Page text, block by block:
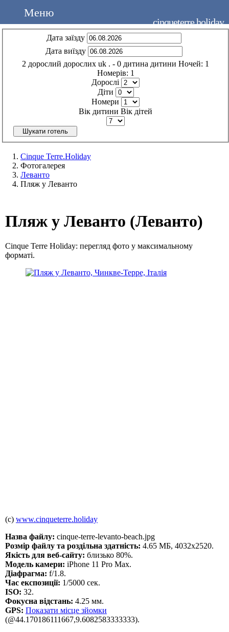
Меню
cinqueterre.holiday
Дата заїзду
Дата виїзду
2 дорослий дорослих uk . - 0 дитина дитини Ночей: 1
Номерів: 1
Дорослі
Діти
Номери
Вік дитини Вік дітей
Шукати готель
Cinque Terre.Holiday
Фотогалерея
Леванто
Пляж у Леванто
Пляж у Леванто (Леванто)
Cinque Terre Holiday: перегляд фото у максимальному
форматі.
(c) www.cinqueterre.holiday
Назва файлу: cinque-terre-levanto-beach.jpg
Розмір файлу та роздільна здатність: 4.65 МБ, 4032x2520.
Якість для веб-сайту: близько 80%.
Модель камери: iPhone 11 Pro Max.
Діафрагма: f/1.8.
Час експозиції: 1/5000 сек.
ISO: 32.
Фокусна відстань: 4.25 мм.
GPS: Показати місце зйомки
(@44.170186111667,9.6082583333333).